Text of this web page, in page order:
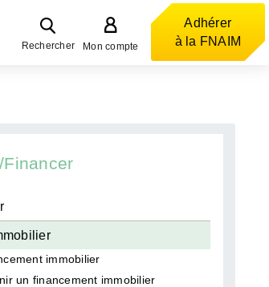
Rechercher Mon compte
Adhérer
à la FNAIM
Financer
immobilier
un financement immobilier